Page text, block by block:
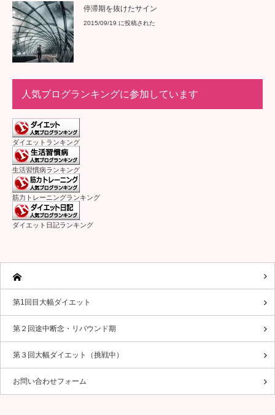
停滞期を抜けたサイン
2015/09/19 に投稿された
人気ブログランキングに参加しています
ダイエットランキング
生活習慣病ランキング
筋力トレーニングランキング
ダイエット日記ランキング
第1回目大幅ダイエット
第２回途中断念・リバウンド期
第３回大幅ダイエット（挑戦中）
お問い合わせフォーム